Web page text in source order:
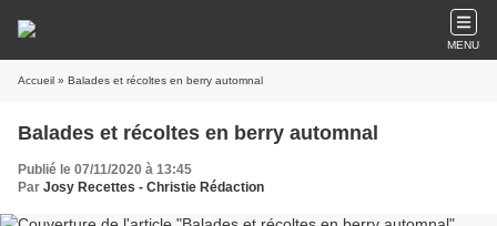
MENU
Accueil » Balades et récoltes en berry automnal
Balades et récoltes en berry automnal
Publié le 07/11/2020 à 13:45
Par Josy Recettes - Christie Rédaction